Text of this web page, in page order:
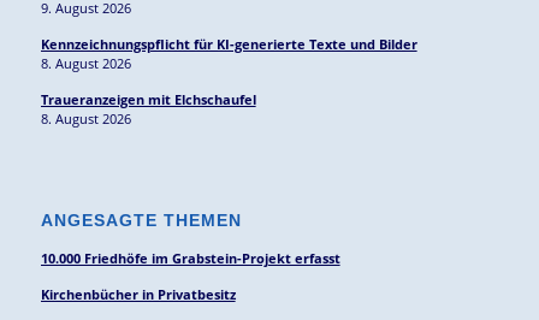
9. August 2026
Kennzeichnungspflicht für KI-generierte Texte und Bilder
8. August 2026
Traueranzeigen mit Elchschaufel
8. August 2026
ANGESAGTE THEMEN
10.000 Friedhöfe im Grabstein-Projekt erfasst
Kirchenbücher in Privatbesitz